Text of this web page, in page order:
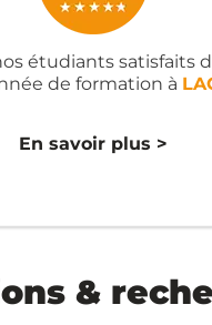
étudiants satisfaits
de formation à
En savoir plus >
&